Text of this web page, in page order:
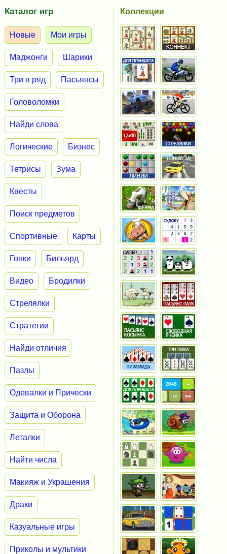
Каталог игр
Новые Мои игры
Маджонги Шарики
Три в ряд Пасьянсы
Головоломки
Найди слова
Логические Бизнес
Тетрисы Зума
Квесты
Поиск предметов
Спортивные Карты
Гонки Бильярд
Видео Бродилки
Стрелялки
Стратегии
Найди отличия
Пазлы
Одевалки и Прически
Защита и Оборона
Леталки
Найти числа
Макияж и Украшения
Драки
Казуальные игры
Приколы и мультики
Коллекции